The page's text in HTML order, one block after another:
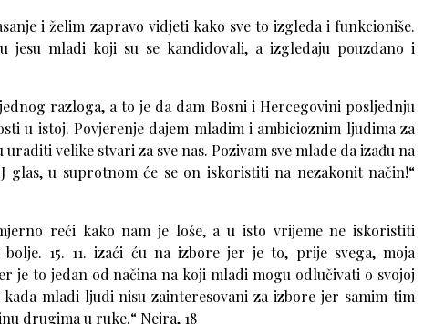
i želim zapravo vidjeti kako sve to izgleda i funkcioniše.
jesu mladi koji su se kandidovali, a izgledaju pouzdano i
razloga, a to je da dam Bosni i Hercegovini posljednju
u istoj. Povjerenje dajem mladim i ambicioznim ljudima za
velike stvari za sve nas. Pozivam sve mlade da izađu na
glas, u suprotnom će se on iskoristiti na nezakonit način!“
reći kako nam je loše, a u isto vrijeme ne iskoristiti
15. 11. izaći ću na izbore jer je to, prije svega, moja
je to jedan od načina na koji mladi mogu odlučivati o svojoj
mladi ljudi nisu zainteresovani za izbore jer samim tim
drugima u ruke.“ Nejra, 18